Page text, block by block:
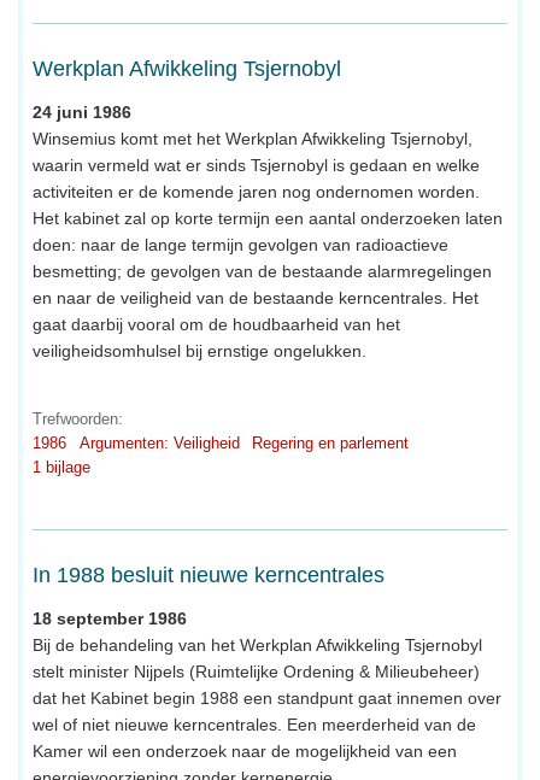
Werkplan Afwikkeling Tsjernobyl
24 juni 1986
Winsemius komt met het Werkplan Afwikkeling Tsjernobyl,
waarin vermeld wat er sinds Tsjernobyl is gedaan en welke
activiteiten er de komende jaren nog ondernomen worden.
Het kabinet zal op korte termijn een aantal onderzoeken laten
doen: naar de lange termijn gevolgen van radioactieve
besmetting; de gevolgen van de bestaande alarmregelingen
en naar de veiligheid van de bestaande kerncentrales. Het
gaat daarbij vooral om de houdbaarheid van het
veiligheidsomhulsel bij ernstige ongelukken.
Trefwoorden:
1986
Argumenten: Veiligheid
Regering en parlement
1 bijlage
In 1988 besluit nieuwe kerncentrales
18 september 1986
Bij de behandeling van het Werkplan Afwikkeling Tsjernobyl
stelt minister Nijpels (Ruimtelijke Ordening & Milieubeheer)
dat het Kabinet begin 1988 een standpunt gaat innemen over
wel of niet nieuwe kerncentrales. Een meerderheid van de
Kamer wil een onderzoek naar de mogelijkheid van een